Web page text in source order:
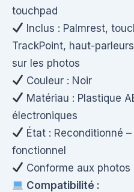
touchpad
Inclus : Palmrest,
TrackPoint, haut-
sur les photos
Couleur : Noir
Matériau : Plastique
électroniques
État : Reconditionné
fonctionnel
Conforme aux photos
Compatibilité :